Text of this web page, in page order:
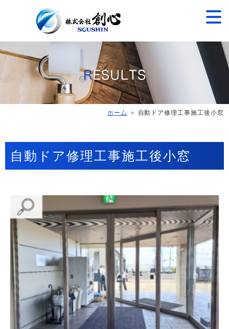
ホーム ＞ 自動ドア修理工事施工後小窓
自動ドア修理工事施工後小窓